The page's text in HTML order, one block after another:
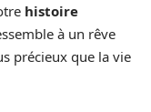
histoire
à un rêve
précieux que la vie